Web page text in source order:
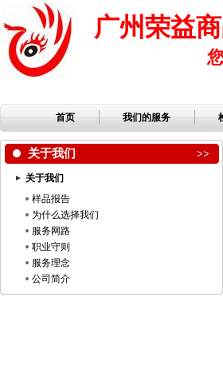
广州荣益
首页 我们的服务
关于我们
关于我们
样品报告
为什么选择我们
服务网路
职业守则
服务理念
公司简介